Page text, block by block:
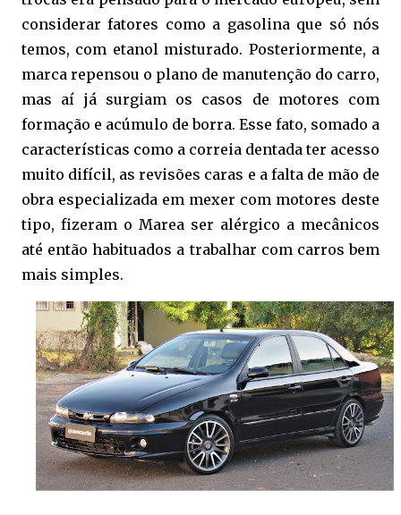
considerar fatores como a gasolina que só nós
temos, com etanol misturado. Posteriormente, a
marca repensou o plano de manutenção do carro,
mas aí já surgiam os casos de motores com
formação e acúmulo de borra. Esse fato, somado a
características como a correia dentada ter acesso
muito difícil, as revisões caras e a falta de mão de
obra especializada em mexer com motores deste
tipo, fizeram o Marea ser alérgico a mecânicos
até então habituados a trabalhar com carros bem
mais simples.